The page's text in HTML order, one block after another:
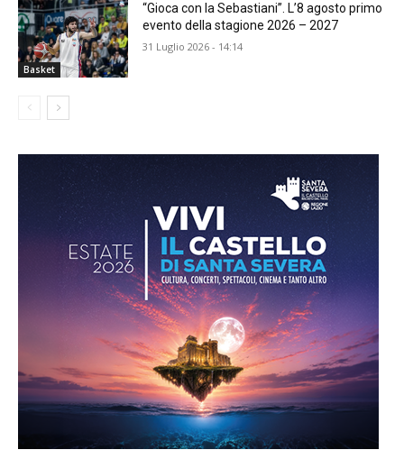
Basket
“Gioca con la Sebastiani”. L’8 agosto primo
evento della stagione 2026 – 2027
31 Luglio 2026 - 14:14